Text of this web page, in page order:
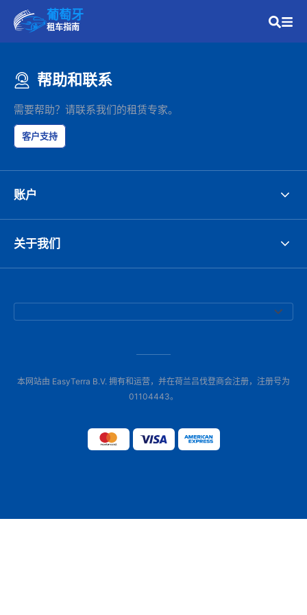
葡萄牙
租车指南
帮助和联系
需要帮助？请联系我们的租赁专家。
客户支持
账户
关于我们
本网站由 EasyTerra B.V. 拥有和运营，并在荷兰吕伐登商会注册，注册号为
01104443。